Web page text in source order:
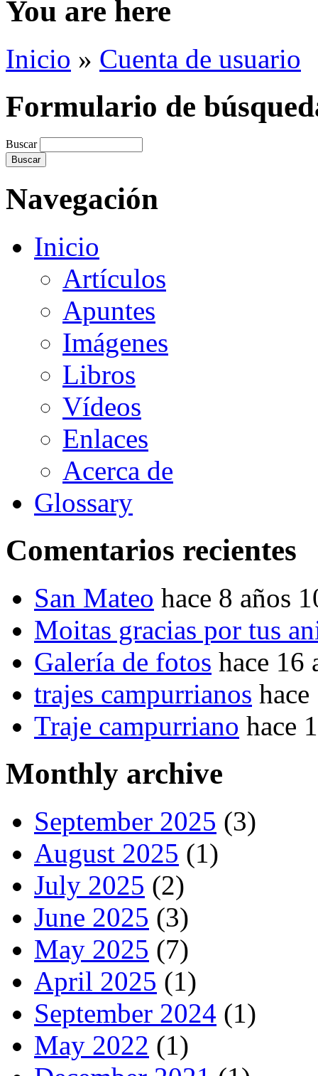
You are here
Inicio » Cuenta de usuario
Formulario de
Buscar
Navegación
Inicio
Artículos
Apuntes
Imágenes
Libros
Vídeos
Enlaces
Acerca de
Glossary
Comentarios recientes
San Mateo hace 8 años
Moitas gracias por tus
Galería de fotos hace 16
trajes campurrianos
Traje campurriano hace
Monthly archive
September 2025 (3)
August 2025 (1)
July 2025 (2)
June 2025 (3)
May 2025 (7)
April 2025 (1)
September 2024 (1)
May 2022 (1)